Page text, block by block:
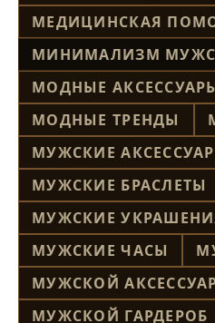
МЕДИЦИНСКАЯ
МИНИМАЛИЗМ
МОДНЫЕ
МОДНЫЕ ТРЕНДЫ
МУЖСКИЕ
МУЖСКИЕ БРАСЛЕТЫ
МУЖСКИЕ
МУЖСКИЕ ЧАСЫ
МУЖСКОЙ
МУЖСКОЙ ГАРДЕРОБ